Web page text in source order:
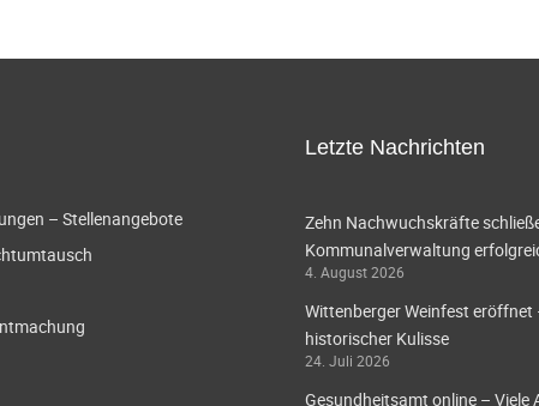
– Stellenangebote
Letzte Nachrichten
Zehn Nachwuchskräfte
Kommunalverwaltung
4. August 2026
Wittenberger Weinfest eröffnet
historischer Kulisse
24. Juli 2026
Gesundheitsamt online – Viele